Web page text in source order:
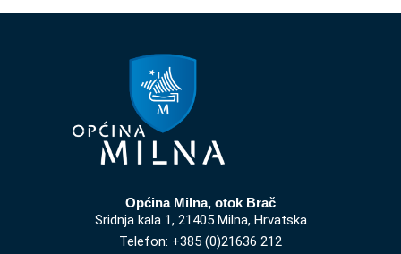
Općina Milna, otok Brač
Sridnja kala 1, 21405 Milna, Hrvatska
Telefon: +385 (0)21636 212